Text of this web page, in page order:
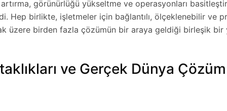
görünürlüğü yükseltme ve operasyonları
Hep birlikte, işletmeler için bağlantılı, ölçeklenebilir ve
üzere birden fazla çözümün bir araya geldiği birleşik bir
ve Gerçek Dünya